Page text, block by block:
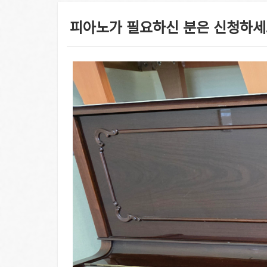
피아노가 필요하신 분은 신청하